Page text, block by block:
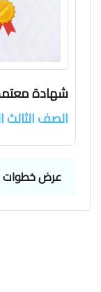
شهادة
الصف الثالث
عرض خطوات الحصول